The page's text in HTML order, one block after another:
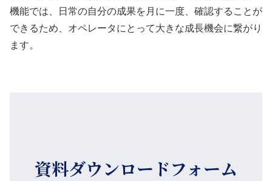
機能では、日常の自分の成果を月に一度、確認することが
できるため、オペレータにとって大きな成長機会に繋がり
ます。
資料ダウンロードフォーム